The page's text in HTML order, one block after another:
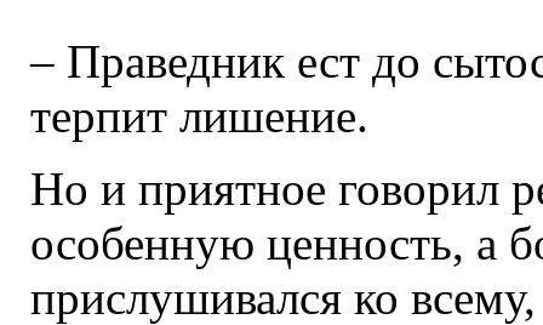
– Праведник ест до
терпит лишение.
Но и приятное говорил
особенную ценность, а
прислушивался ко